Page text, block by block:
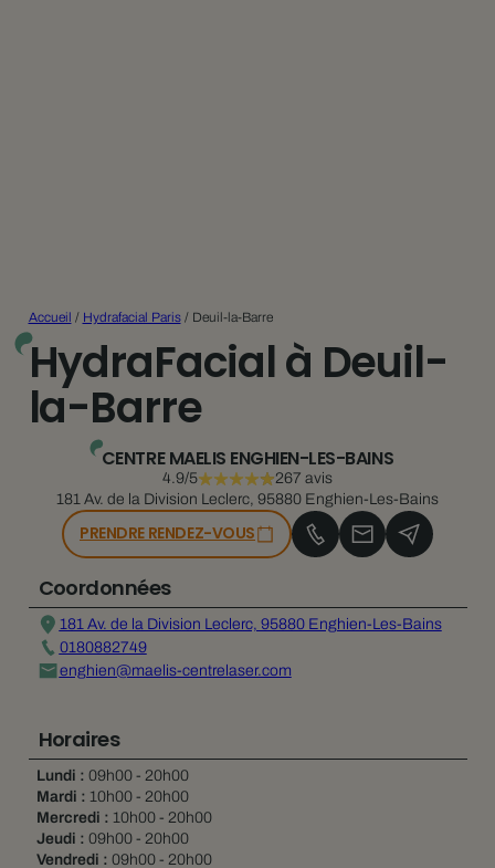
Accueil / Hydrafacial Paris/ Deuil-la-Barre
HydraFacial à Deuil-
la-Barre
CENTRE MAELIS ENGHIEN-LES-BAINS
4.9/5
267 avis
181 Av. de la Division Leclerc, 95880 Enghien-Les-Bains
PRENDRE RENDEZ-VOUS
Coordonnées
181 Av. de la Division Leclerc, 95880 Enghien-Les-Bains
0180882749
enghien@maelis-centrelaser.com
Horaires
Lundi : 09h00 - 20h00
Mardi : 10h00 - 20h00
Mercredi : 10h00 - 20h00
Jeudi : 09h00 - 20h00
Vendredi : 09h00 - 20h00